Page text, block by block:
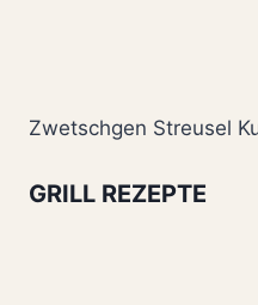
Zwetschgen Streusel
GRILL REZEPTE